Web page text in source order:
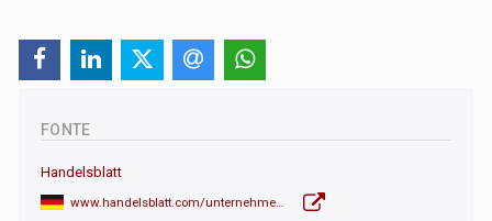
FONTE
Handelsblatt
www.handelsblatt.com/unternehmen/industrie/autobauer-mercedes-verdient-an-autos-nur-noch-fuenf-prozent-gewinn-bricht-ein/100199058.html